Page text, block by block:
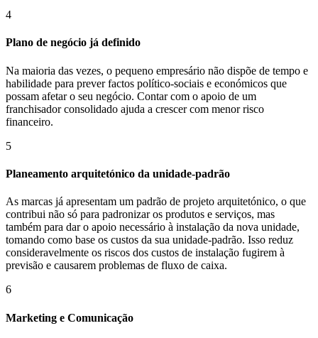
4
Plano de negócio já definido
Na maioria das vezes, o pequeno empresário não dispõe de tempo e
habilidade para prever factos político-sociais e económicos que
possam afetar o seu negócio. Contar com o apoio de um
franchisador consolidado ajuda a crescer com menor risco
financeiro.
5
Planeamento arquitetónico da unidade-padrão
As marcas já apresentam um padrão de projeto arquitetónico, o que
contribui não só para padronizar os produtos e serviços, mas
também para dar o apoio necessário à instalação da nova unidade,
tomando como base os custos da sua unidade-padrão. Isso reduz
consideravelmente os riscos dos custos de instalação fugirem à
previsão e causarem problemas de fluxo de caixa.
6
Marketing e Comunicação